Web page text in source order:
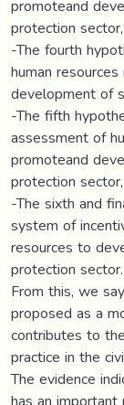
promoteand
protection sector,
-The fourth
human
development of
-The fifth
assessment of
promoteand
protection sector,
-The sixth and
system of
resources to
protection sector.
From this, we
proposed as a
contributes to
practice in the
The evidence